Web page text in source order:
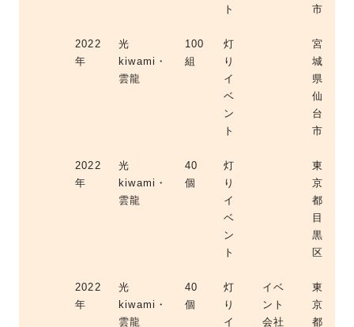
ト
市
2022
年
光
kiwami・
雲龍
100
組
灯
り
イ
ベ
ン
ト
宮
城
県
仙
台
市
2022
年
光
kiwami・
雲龍
40
個
灯
り
イ
ベ
ン
ト
東
京
都
目
黒
区
2022
年
光
kiwami・
雲龍
40
個
灯
り
イ
イベ
ント
会社
東
京
都